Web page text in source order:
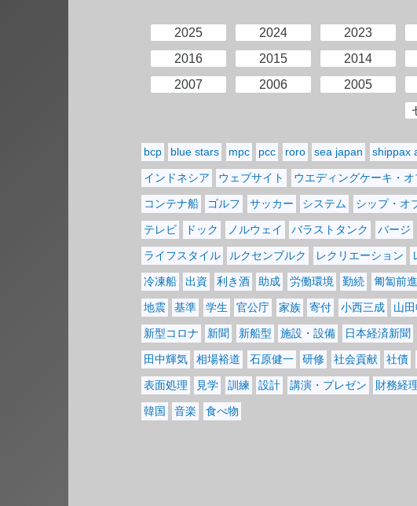
2025 2024 2023
2016
2015 2014
2007
2006 2005
bcp blue stars mpc pcc roro sea japan shippax
インドネシア ウェブサイト ウエディングケーキ・
コンテナ船 ゴルフ サッカー システム シップ・オ
テレビ ドック ノルウェイ バラストタンク バージ
ライフスタイル ルクセンブルク レクリエーション
冷凍船 出資 利き酒 助成 労働環境 勤続 匍匐前進
地震 基準 学生 官公庁 家族 寄付 小西三成 山
新型コロナ 新聞 新船型 施設・設備 日本経済新聞
田中輝気 相場裕道 石原健一 研修 社会貢献 社債
表面処理 見学 訓練 設計 講演・プレゼン 財務経
韓国 音楽 食べ物